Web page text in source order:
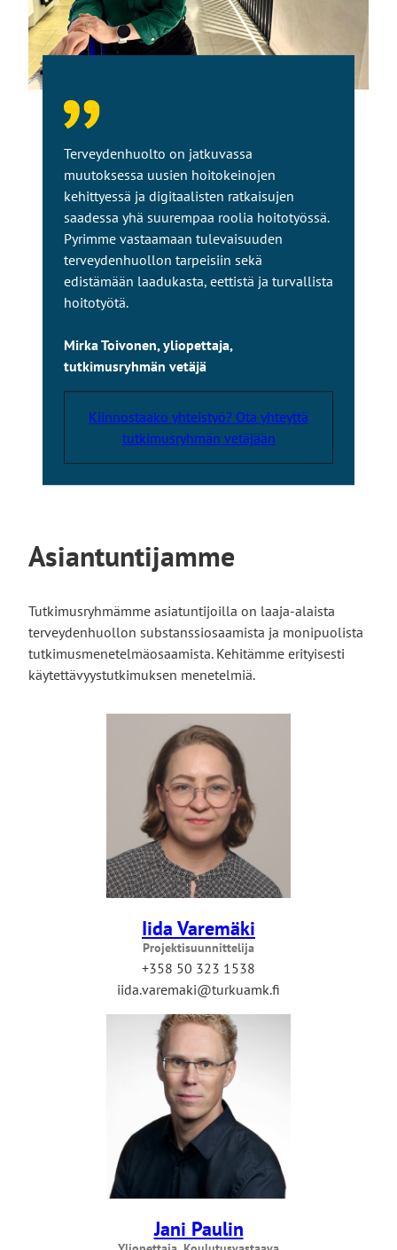
Terveydenhuolto on jatkuvassa
muutoksessa uusien hoitokeinojen
kehittyessä ja digitaalisten ratkaisujen
saadessa yhä suurempaa roolia hoitotyössä.
Pyrimme vastaamaan tulevaisuuden
terveydenhuollon tarpeisiin sekä
edistämään laadukasta, eettistä ja turvallista
hoitotyötä.
Mirka Toivonen, yliopettaja,
tutkimusryhmän vetäjä
Kiinnostaako yhteistyö? Ota yhteyttä
tutkimusryhmän vetäjään
Asiantuntijamme
Tutkimusryhmämme asiatuntijoilla on laaja-alaista
terveydenhuollon substanssiosaamista ja monipuolista
tutkimusmenetelmäosaamista. Kehitämme erityisesti
käytettävyystutkimuksen menetelmiä.
Iida Varemäki
Projektisuunnittelija
+358 50 323 1538
iida.varemaki@turkuamk.fi
Jani Paulin